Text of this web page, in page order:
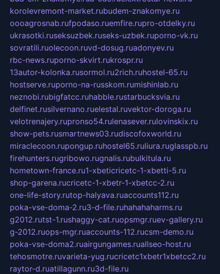
korolevremont-market.rubudem-znakomye.ru
oooagrosnab.rufpodaso.ruemfire.rupro-otdelky.ru
ukrasotki.ruseksuzbek.ruseks-uzbek.ruporno-vk.ru
sovratili.ruolecoon.ruvd-dosug.ruadonyev.ru
rbc-news.ruporno-skvirt.rukrospr.ru
13autor-kolonka.rusormol.ru2rich.ruhostel-65.ru
hostserve.ruporno-na-russkom.rumishinlab.ru
neznobi.rubigfatcc.ruhabble.rustarbucksvia.ru
delfinet.rusilvernano.ruelestal.ruvektor-doroga.ru
velotrenajery.rupronso54.rulenasever.rulovinskix.ru
show-pets.rusmartnews03.rudiscofoxworld.ru
miraclecoon.rupongup.ruhostel65.ruliura.ruglasspb.ru
firehunters.rugribowo.rugnalis.rubulkitula.ru
hometown-france.ru1-xbeticricetc-1-xbetti-5.ru
shop-garena.rucricetc-1-xbetr-1-xbetcc-2.ru
one-life-story.rutop-halyava.ruaccounts112.ru
poka-vse-doma-2.ru3-d-file.ruhahahaharms.ru
g2012.rutst-1.rushaggy-cat.ruopsmgr.ruev-gallery.ru
g-2012.ruops-mgr.ruaccounts-112.rucsm-demo.ru
poka-vse-doma2.ruairgungames.ruallseo-host.ru
tehosmotre.ruvarieta-yug.rucricetc1xbetr1xbetcc2.ru
raytor-d.ruatillagunn.ru3d-file.ru